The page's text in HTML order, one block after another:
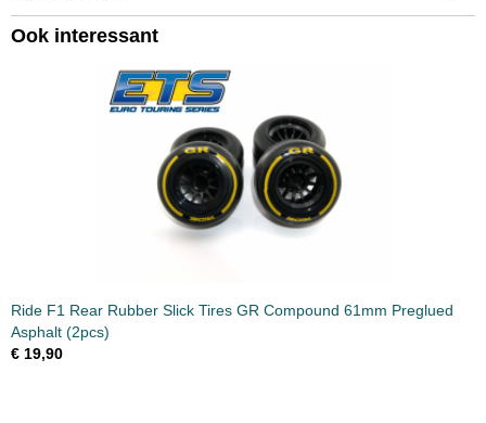
Productcode
4512205260401
Ook interessant
Ride F1 Rear Rubber Slick Tires GR Compound 61mm Preglued
Asphalt (2pcs)
€ 19,90